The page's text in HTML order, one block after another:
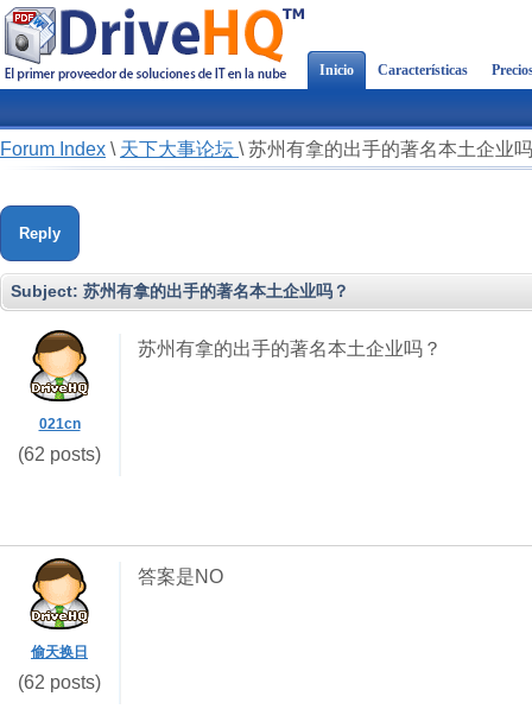
Inicio Características
Forum Index \ 天下大事论坛 \ 苏州有拿的出手的著名本土企业
Reply
Subject: 苏州有拿的出手的著名本土企业吗？
021cn
(62 posts)
苏州有拿的出手的著名本土企业吗？
偷天换日
(62 posts)
答案是NO